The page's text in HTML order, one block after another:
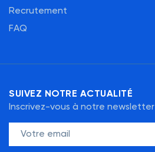
Recrutement
FAQ
SUIVEZ NOTRE ACTUALITÉ
Inscrivez-vous à notre newsletter